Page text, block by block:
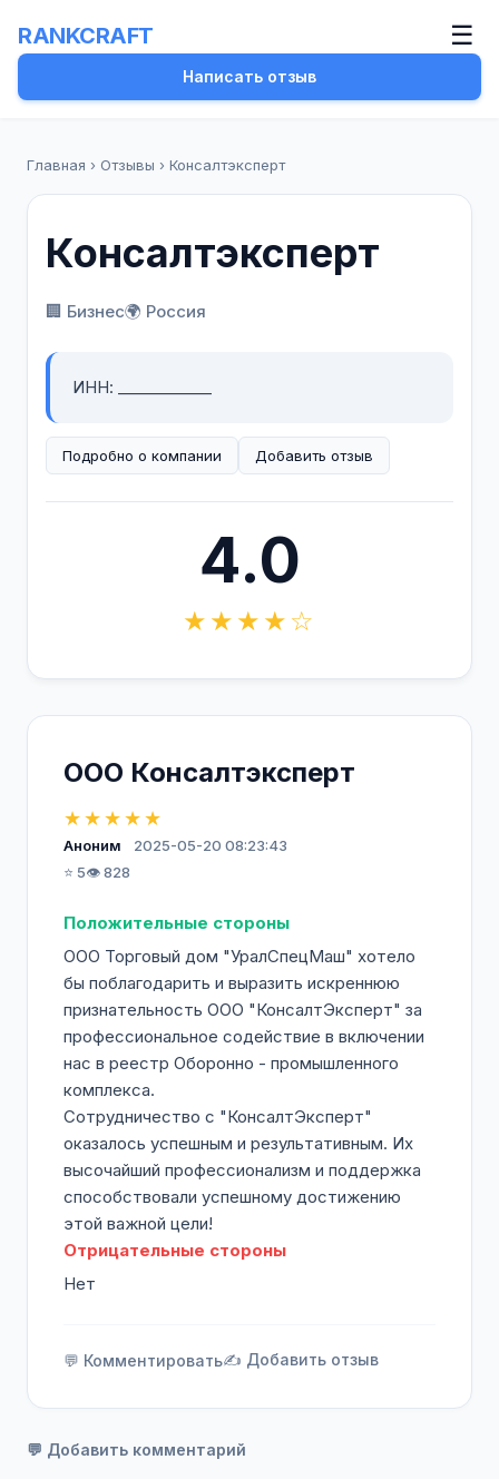
RANKCRAFT ☰
Написать отзыв
Главная › Отзывы › Консалтэксперт
Консалтэксперт
🏢 Бизнес🌍 Россия
ИНН: ____________
Подробно о компании Добавить отзыв
4.0
★★★★☆
ООО Консалтэксперт
★★★★★
Аноним
2025-05-20 08:23:43
⭐ 5👁️ 828
Положительные стороны
ООО Торговый дом "УралСпецМаш" хотело
бы поблагодарить и выразить искреннюю
признательность ООО "КонсалтЭксперт" за
профессиональное содействие в включении
нас в реестр Оборонно - промышленного
комплекса.
Сотрудничество с "КонсалтЭксперт"
оказалось успешным и результативным. Их
высочайший профессионализм и поддержка
способствовали успешному достижению
этой важной цели!
Отрицательные стороны
Нет
💬 Комментировать✍️ Добавить отзыв
💬 Добавить комментарий